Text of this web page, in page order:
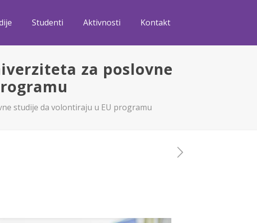
Studenti Aktivnosti Kontakt
za poslovne
studije da volontiraju u EU programu